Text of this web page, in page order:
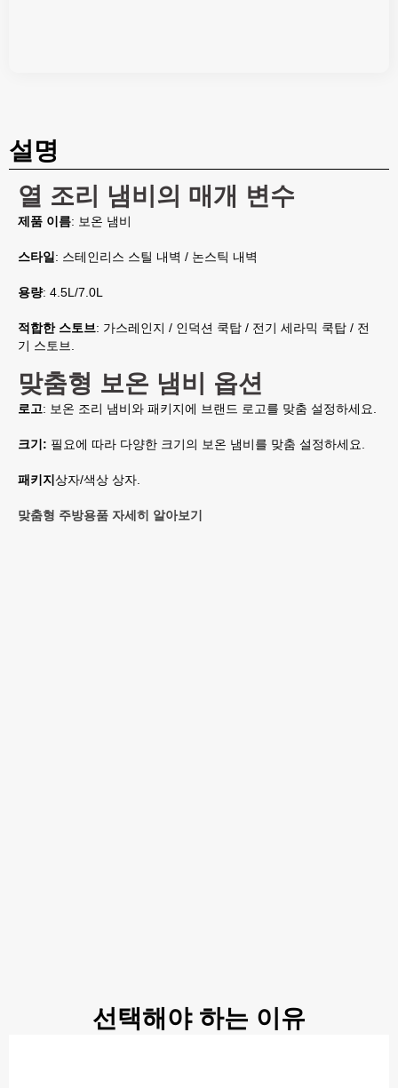
설명
열 조리 냄비의 매개 변수
제품 이름: 보온 냄비
스타일: 스테인리스 스틸 내벽 / 논스틱 내벽
용량: 4.5L/7.0L
적합한 스토브: 가스레인지 / 인덕션 쿡탑 / 전기 세라믹 쿡탑 / 전
기 스토브.
맞춤형 보온 냄비 옵션
로고: 보온 조리 냄비와 패키지에 브랜드 로고를 맞춤 설정하세요.
크기: 필요에 따라 다양한 크기의 보온 냄비를 맞춤 설정하세요.
패키지 상자/색상 상자.
맞춤형 주방용품 자세히 알아보기
선택해야 하는 이유